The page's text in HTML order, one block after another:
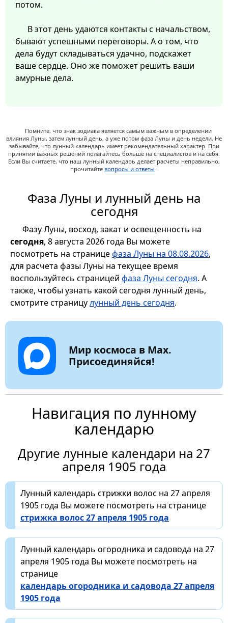
потом.
В этот день удаются контакты с начальством,
бывают успешными переговоры. А о том, что
дела будут складываться удачно, подскажет
ваше сердце. Оно же поможет решить ваши
амурные дела.
Помните, что знак зодиака является самым важным в определении
влияния Луны, затем лунный день, а уже потом фаза Луны и день недели. Не
забывайте, что лунный календарь имеет рекомендательный характер. При
принятии важных решений полагайтесь больше на специалистов и на себя.
Если Вы считаете, что наш лунный календарь делает расчеты неправильно,
прочитайте вопросы и ответы .
Фаза Луны и лунный день на
сегодня
Фазу Луны, восход, закат и освещенность на
сегодня, 8 августа 2026 года Вы можете
посмотреть на страницефаза Луны на 08.08.2026,
для расчета фазы Луны на текущее время
воспользуйтесь страницей фаза Луны сегодня. А
также, чтобы узнать какой сегодня лунный день,
смотрите страницулунный день сегодня.
Мир космоса в Max.
Присоединяйся!
Навигация по лунному
календарю
Другие лунные календари на 27
апреля 1905 года
Лунный календарь стрижки волос на 27 апреля
1905 года Вы можете посмотреть на странице
стрижка волос 27 апреля 1905 года
Лунный календарь огородника и садовода на 27
апреля 1905 года Вы можете посмотреть на
странице
календарь огородника и садовода 27 апреля
1905 года